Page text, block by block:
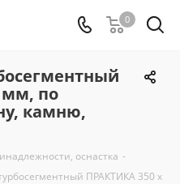
0
мм, по
камню,
оснастка -
ПРАКТИКА 350 х